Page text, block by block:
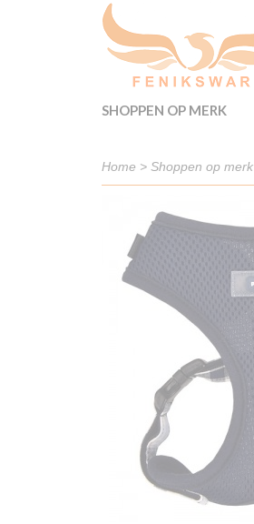
SHOPPEN OP MERK
Home > Shoppen op merk